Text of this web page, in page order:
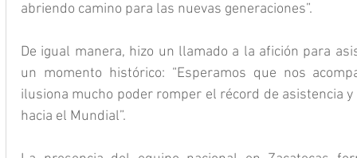
abriendo camino para las nuevas generaciones”.
De igual manera, hizo un llamado a la afición para
un momento histórico: “Esperamos que nos
ilusiona mucho poder romper el récord de asistencia
hacia el Mundial”.